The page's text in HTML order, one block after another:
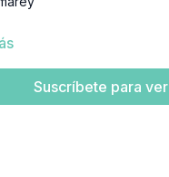
Suscríbete para ver